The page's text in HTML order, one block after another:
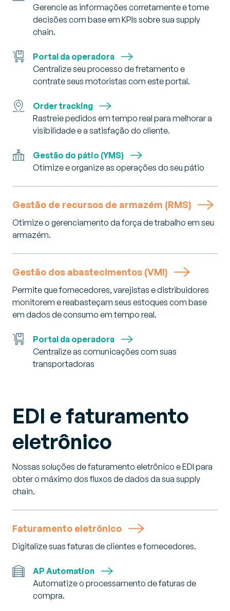
Gerencie as informações corretamente e tome
decisões com base em KPIs sobre sua supply
chain.
Portal da operadora
Centralize seu processo de fretamento e
contrate seus motoristas com este portal.
Order tracking
Rastreie pedidos em tempo real para melhorar a
visibilidade e a satisfação do cliente.
Gestão do pátio (YMS)
Otimize e organize as operações do seu pátio
Gestão de recursos de armazém (RMS)
Otimize o gerenciamento da força de trabalho em seu
armazém.
Gestão dos abastecimentos (VMI)
Permite que fornecedores, varejistas e distribuidores
monitorem e reabasteçam seus estoques com base
em dados de consumo em tempo real.
Portal da operadora
Centralize as comunicações com suas
transportadoras
EDI e faturamento
eletrônico
Nossas soluções de faturamento eletrônico e EDI para
obter o máximo dos fluxos de dados da sua supply
chain.
Faturamento eletrônico
Digitalize suas faturas de clientes e fornecedores.
AP Automation
Automatize o processamento de faturas de
compra.